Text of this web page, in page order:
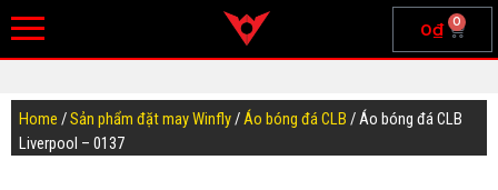
0₫ 0
Home /Sản phẩm đặt may Winfly/Áo bóng đá CLB / Áo bóng đá CLB
Liverpool – 0137